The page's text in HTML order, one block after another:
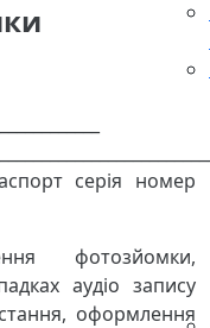
серія номер
фотозйомки,
аудіо запису
оформлення